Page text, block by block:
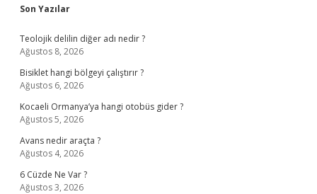
Sidebar
Son Yazılar
Teolojik delilin diğer adı nedir ?
Ağustos 8, 2026
Bisiklet hangi bölgeyi çalıştırır ?
Ağustos 6, 2026
Kocaeli Ormanya’ya hangi otobüs gider ?
Ağustos 5, 2026
Avans nedir araçta ?
Ağustos 4, 2026
6 Cüzde Ne Var ?
Ağustos 3, 2026